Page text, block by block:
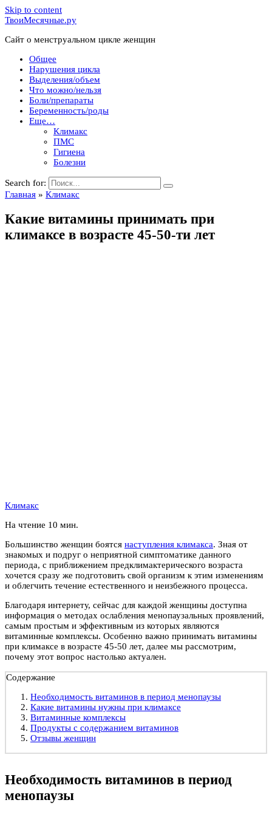
Skip to content
ТвоиМесячные.ру
Сайт о менструальном цикле женщин
Общее
Нарушения цикла
Выделения/объем
Что можно/нельзя
Боли/препараты
Беременность/роды
Еще…
Климакс
ПМС
Гигиена
Болезни
Search for:
Главная » Климакс
Какие витамины принимать при
климаксе в возрасте 45-50-ти лет
Климакс
На чтение 10 мин.
Большинство женщин боятся наступления климакса. Зная от
знакомых и подруг о неприятной симптоматике данного
периода, с приближением предклимактерического возраста
хочется сразу же подготовить свой организм к этим изменениям
и облегчить течение естественного и неизбежного процесса.
Благодаря интернету, сейчас для каждой женщины доступна
информация о методах ослабления менопаузальных проявлений,
самым простым и эффективным из которых являются
витаминные комплексы. Особенно важно принимать витамины
при климаксе в возрасте 45-50 лет, далее мы рассмотрим,
почему этот вопрос настолько актуален.
Содержание
Необходимость витаминов в период менопаузы
Какие витамины нужны при климаксе
Витаминные комплексы
Продукты с содержанием витаминов
Отзывы женщин
Необходимость витаминов в период
менопаузы